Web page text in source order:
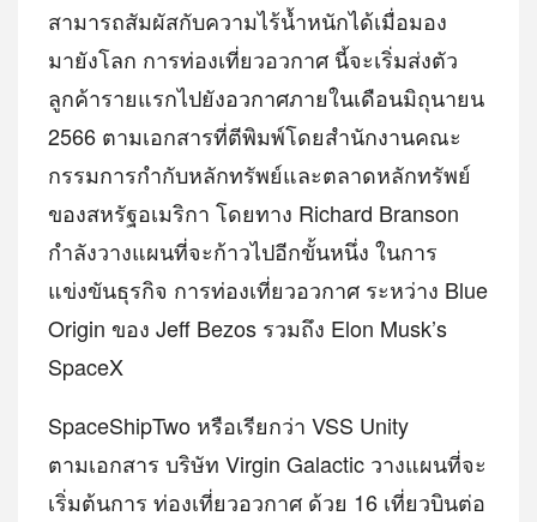
สามารถสัมผัสกับความไร้น้ำหนักได้เมื่อมอง
มายังโลก การท่องเที่ยวอวกาศ นี้จะเริ่มส่งตัว
ลูกค้ารายแรกไปยังอวกาศภายในเดือนมิถุนายน
2566 ตามเอกสารที่ตีพิมพ์โดยสำนักงานคณะ
กรรมการกำกับหลักทรัพย์และตลาดหลักทรัพย์
ของสหรัฐอเมริกา โดยทาง Richard Branson
กำลังวางแผนที่จะก้าวไปอีกขั้นหนึ่ง ในการ
แข่งขันธุรกิจ การท่องเที่ยวอวกาศ ระหว่าง Blue
Origin ของ Jeff Bezos รวมถึง Elon Musk’s
SpaceX
SpaceShipTwo หรือเรียกว่า VSS Unity
ตามเอกสาร บริษัท Virgin Galactic วางแผนที่จะ
เริ่มต้นการ ท่องเที่ยวอวกาศ ด้วย 16 เที่ยวบินต่อ